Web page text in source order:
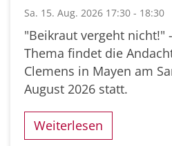
Sa. 15. Aug. 2026 17:30 - 18:30
"Beikraut vergeht nicht!"
Thema findet die
Clemens in Mayen am
August 2026 statt.
Weiterlesen